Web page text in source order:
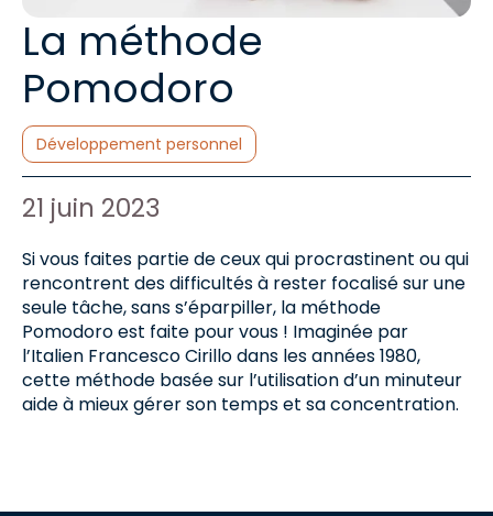
La méthode
Pomodoro
Catégories :
Développement personnel
Auteur de l'article :
Date de publication :
21 juin 2023
Si vous faites partie de ceux qui procrastinent ou qui
rencontrent des difficultés à rester focalisé sur une
seule tâche, sans s’éparpiller, la méthode
Pomodoro est faite pour vous ! Imaginée par
l’Italien Francesco Cirillo dans les années 1980,
cette méthode basée sur l’utilisation d’un minuteur
aide à mieux gérer son temps et sa concentration.